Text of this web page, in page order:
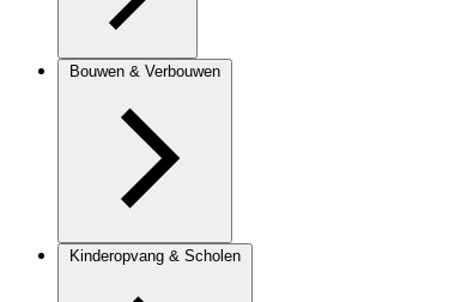
Bouwen & Verbouwen
Kinderopvang & Scholen